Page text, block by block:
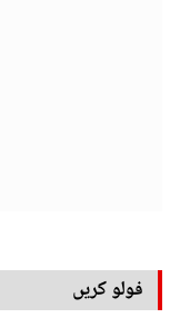
فولو کریں